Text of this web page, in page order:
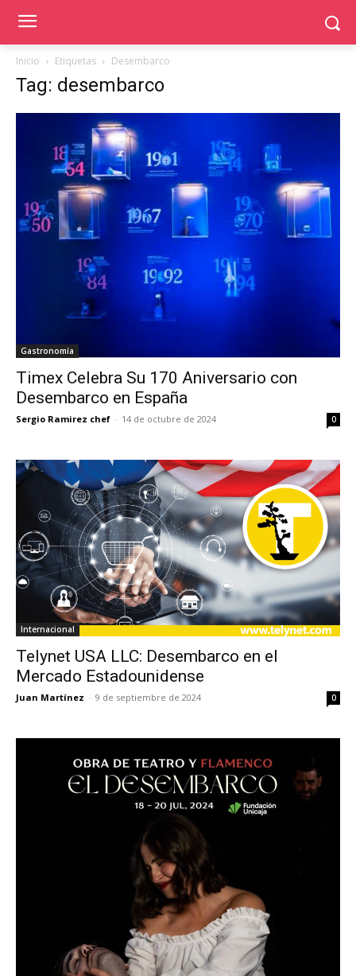
Inicio Etiquetas Desembarco
Tag: desembarco
Gastronomía
Timex Celebra Su 170 Aniversario con
Desembarco en España
Sergio Ramirez chef - 14 de octubre de 2024 0
Internacional
Telynet USA LLC: Desembarco en el
Mercado Estadounidense
Juan Martínez - 9 de septiembre de 2024 0